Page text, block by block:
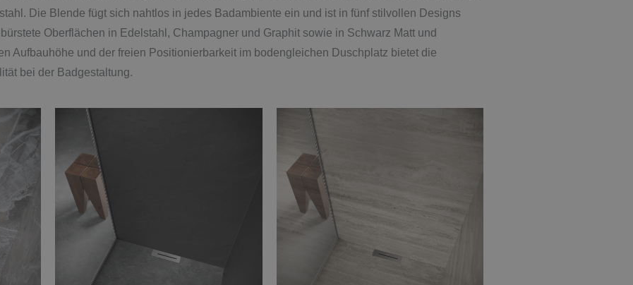
Die Blende fügt sich nahtlos in jedes Badambiente ein und ist in fünf stilvollen Designs
Oberflächen in Edelstahl, Champagner und Graphit sowie in Schwarz Matt und
Aufbauhöhe und der freien Positionierbarkeit im bodengleichen Duschplatz bietet die
bei der Badgestaltung.